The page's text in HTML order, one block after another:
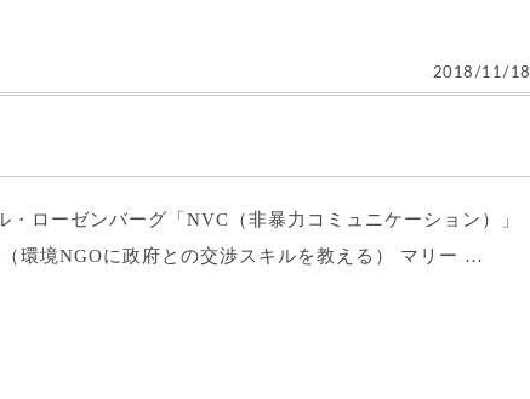
2018/11/18
ローゼンバーグ「NVC（非暴力コミュニケーション）」
環境NGOに政府との交渉スキルを教える） マリー …